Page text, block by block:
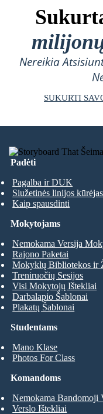
Nereikia
SUKURTI
Padėti
Pagalba ir DUK
Siužetinės linijos kūrėjas
Kaip spausdinti
Studentams
Mano Klase
Photos For Class
Mokytojams
Nemokama Versija
Rajono Paketai
Mokyklų Bibliotekos ir
Treniruočių Sesijos
Visi Mokytojų Ištekliai
Darbalapio Šablonai
Plakatų Šablonai
Komandoms
Nemokama Bandomoji
Verslo Ištekliai